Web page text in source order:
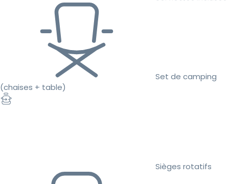
Set de camping
(chaises + table)
Sièges rotatifs